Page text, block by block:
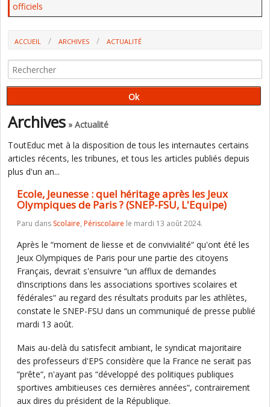
officiels
ACCUEIL ARCHIVES
ACTUALITÉ
PARIS ? (SNEP-FSU, L'EQUIPE)
Archives » Actualité
ToutEduc met à la disposition de tous les internautes certains
articles récents, les tribunes, et tous les articles publiés depuis
plus d'un an...
Ecole, Jeunesse : quel héritage après les Jeux
Olympiques de Paris ? (SNEP-FSU, L'Equipe)
Paru dans Scolaire, Périscolaire le mardi 13 août 2024.
Après le “moment de liesse et de convivialité“ qu'ont été les
Jeux Olympiques de Paris pour une partie des citoyens
Français, devrait s'ensuivre “un afflux de demandes
d’inscriptions dans les associations sportives scolaires et
fédérales“ au regard des résultats produits par les athlètes,
constate le SNEP-FSU dans un communiqué de presse publié
mardi 13 août.
Mais au-delà du satisfecit ambiant, le syndicat majoritaire
des professeurs d'EPS considère que la France ne serait pas
“prête“, n'ayant pas “développé des politiques publiques
sportives ambitieuses ces dernières années“, contrairement
aux dires du président de la République.